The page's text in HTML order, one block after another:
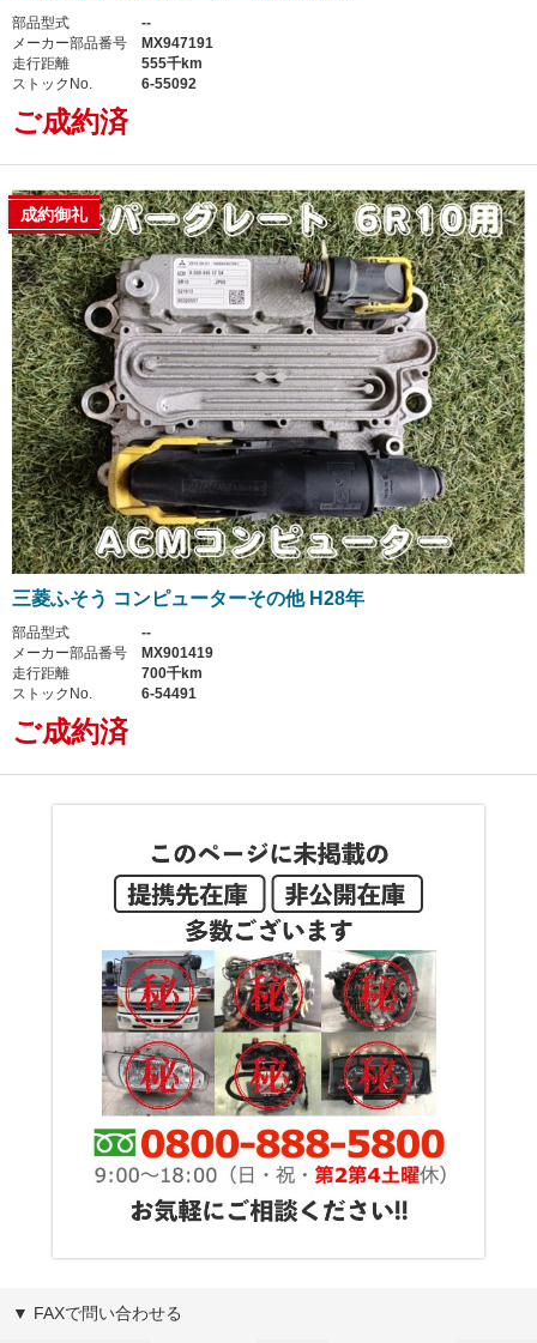
部品型式
--
メーカー部品番号
MX947191
走行距離
555千km
ストックNo.
6-55092
ご成約済
成約御礼
三菱ふそう コンピューターその他 H28年
部品型式
--
メーカー部品番号
MX901419
走行距離
700千km
ストックNo.
6-54491
ご成約済
▼ FAXで問い合わせる